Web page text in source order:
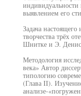
индивидуальности
выявлением его
Задача
творчества трёх
Шнитке и Э.
Методология
века» Автор
типологию
(Глава II).
анализе-